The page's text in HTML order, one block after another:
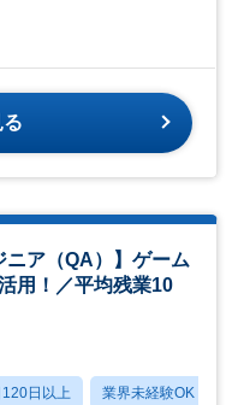
ニア（QA）】ゲーム
用！／平均残業10
日以上 業界未経験OK